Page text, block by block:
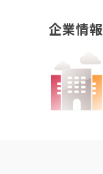
企業情報